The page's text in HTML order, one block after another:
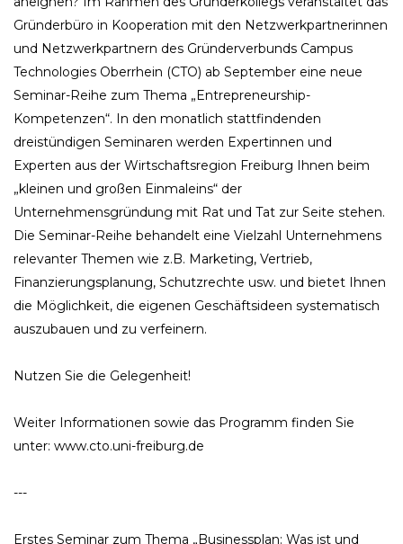
Gründerbüro in Kooperation mit den Netzwerkpartnerinnen
und Netzwerkpartnern des Gründerverbunds Campus
Technologies Oberrhein (CTO) ab September eine neue
Seminar-Reihe zum Thema „Entrepreneurship-
Kompetenzen“. In den monatlich stattfindenden
dreistündigen Seminaren werden Expertinnen und
Experten aus der Wirtschaftsregion Freiburg Ihnen beim
„kleinen und großen Einmaleins“ der
Unternehmensgründung mit Rat und Tat zur Seite stehen.
Die Seminar-Reihe behandelt eine Vielzahl Unternehmens
relevanter Themen wie z.B. Marketing, Vertrieb,
Finanzierungsplanung, Schutzrechte usw. und bietet Ihnen
die Möglichkeit, die eigenen Geschäftsideen systematisch
auszubauen und zu verfeinern.
Nutzen Sie die Gelegenheit!
Weiter Informationen sowie das Programm finden Sie
unter: www.cto.uni-freiburg.de
---
Erstes Seminar zum Thema „Businessplan: Was ist und